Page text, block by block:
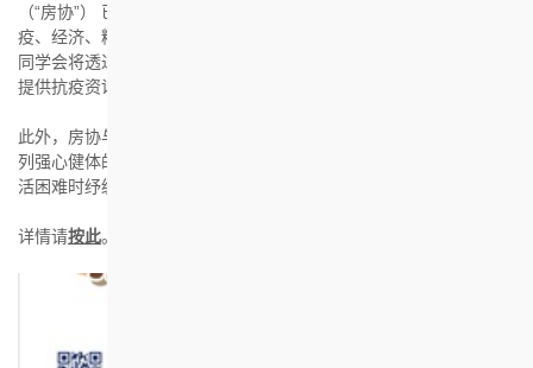
（“房协”） 已开展「抗疫同行燃希望」社区关怀行动，希望在抗
疫、经济、精神健康三方面为有需要的人士提供支援。房协奖学金
同学会将透过房协爱「里」 义工服务计划，致电慰问屋邨长者，并
提供抗疫资讯。
此外，房协与凝动香港体育基金及新生精神康复会合作，举办一系
列强心健体的活动，帮助房协屋邨居民及大众在面对疫情挑战及生
活困难时纾缓压力，保持身心健康。
详情请按此。